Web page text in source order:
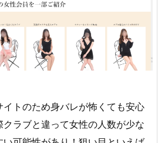
トのため身バレが怖くても安心
ラブと違って女性の人数が少な